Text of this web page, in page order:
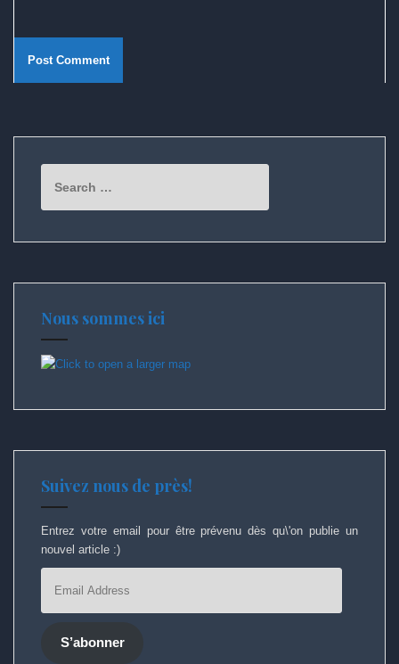
for:
Nous sommes ici
Suivez nous de près!
Entrez votre email pour être prévenu dès qu\'on publie un
nouvel article :)
Address
S’abonner